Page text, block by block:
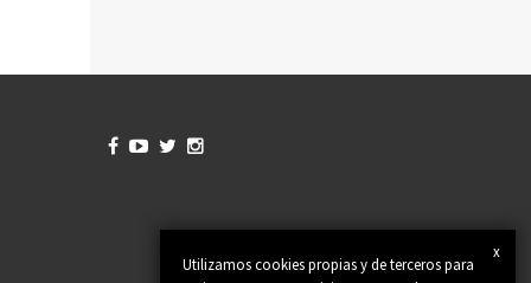
x
Utilizamos cookies propias y de terceros para
   